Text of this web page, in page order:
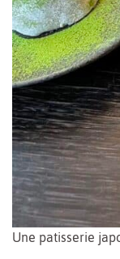
Une patisserie